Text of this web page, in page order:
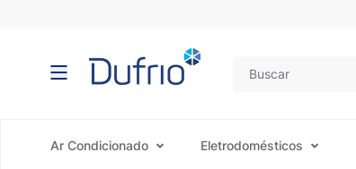
Ar Condicionado Eletrodomésticos